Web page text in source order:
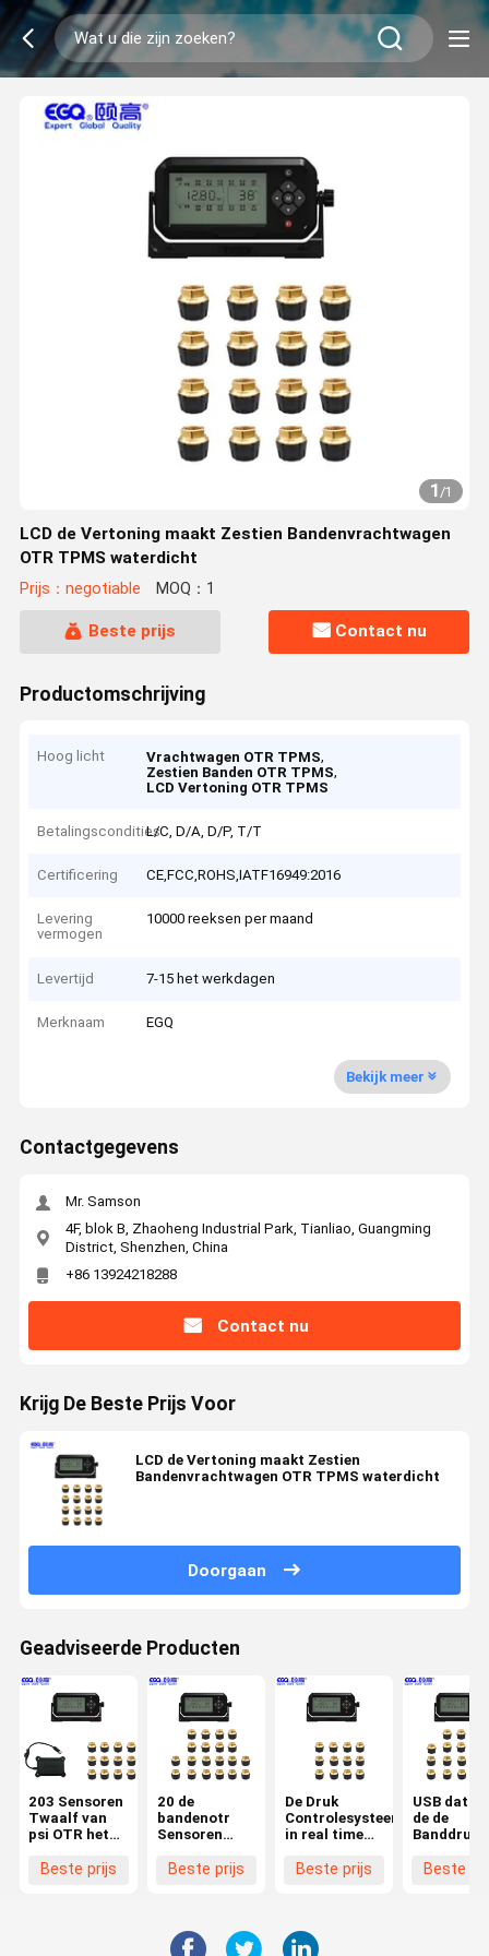
1/1
LCD de Vertoning maakt Zestien Bandenvrachtwagen
OTR TPMS waterdicht
Prijs：negotiable MOQ：1
Beste prijs Contact nu
Productomschrijving
Hoog licht Vrachtwagen OTR TPMS,
Zestien Banden OTR TPMS,
LCD Vertoning OTR TPMS
BetalingsconditiesL/C, D/A, D/P, T/T
Certificering CE,FCC,ROHS,IATF16949:2016
Levering
vermogen
10000 reeksen per maand
Levertijd 7-15 het werkdagen
Merknaam EGQ
Bekijk meer
Contactgegevens
Mr. Samson
4F, blok B, Zhaoheng Industrial Park, Tianliao, Guangming
District, Shenzhen, China
+86 13924218288
Contact nu
Krijg De Beste Prijs Voor
LCD de Vertoning maakt Zestien
Bandenvrachtwagen OTR TPMS waterdicht
Doorgaan
Geadviseerde Producten
203 Sensoren
Twaalf van
psi OTR het
van de
Beste prijs
20 de
bandenotr
Sensoren
de Monitor
Beste prijs
De Druk
Controlesysteem
in real time
Bandenotr
Beste prijs
USB dat
de de
Banddruk
Sensoren
Beste